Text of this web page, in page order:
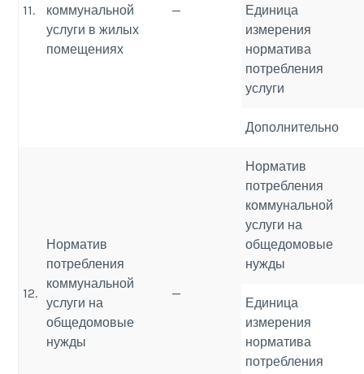
11.
коммунальной
услуги в жилых
помещениях
—
Единица
измерения
норматива
потребления
услуги
Дополнительно
12.
Норматив
потребления
коммунальной
услуги на
общедомовые
нужды
—
Норматив
потребления
коммунальной
услуги на
общедомовые
нужды
Единица
измерения
норматива
потребления